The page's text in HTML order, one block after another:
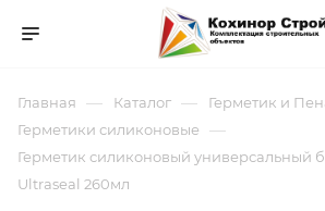
Главная — Каталог — Герметик и
Герметики силиконовые —
Герметик силиконовый универсальный
Ultraseal 260мл